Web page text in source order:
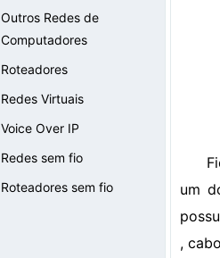
Outros Redes de
Computadores
Roteadores
Redes Virtuais
Voice Over IP
Redes sem fio
Roteadores sem fio
um
,